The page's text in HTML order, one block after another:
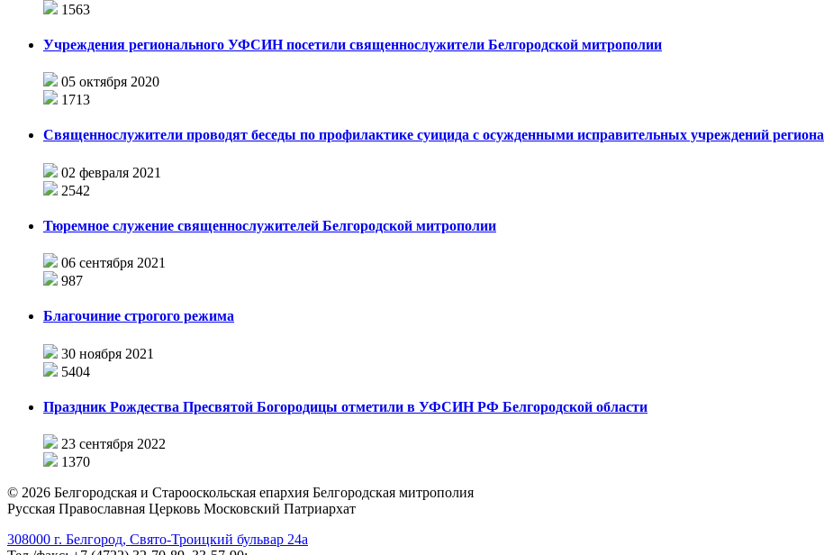
1563
Учреждения регионального УФСИН посетили священнослужители Белгородской митрополии
05 октября 2020
1713
Священнослужители проводят беседы по профилактике суицида с осужденными исправительных учреждений региона
02 февраля 2021
2542
Тюремное служение священнослужителей Белгородской митрополии
06 сентября 2021
987
Благочиние строгого режима
30 ноября 2021
5404
Праздник Рождества Пресвятой Богородицы отметили в УФСИН РФ Белгородской области
23 сентября 2022
1370
© 2026 Белгородская и Старооскольская епархия Белгородская митрополия
Русская Православная Церковь Московский Патриархат
308000 г. Белгород, Свято-Троицкий бульвар 24а